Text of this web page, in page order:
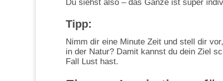
Du siehst also – das Ganze ist super
Tipp:
Nimm dir eine Minute Zeit und stell dir
in der Natur? Damit kannst du dein Ziel
Fall Lust hast.